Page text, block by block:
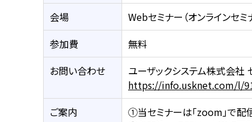
会場
Webセミナー（オンラインセミ
参加費
無料
お問い合わせ
ユーザックシステム株式会社
https://info.usknet.com/l/
ご案内
①当セミナーは「zoom」で配